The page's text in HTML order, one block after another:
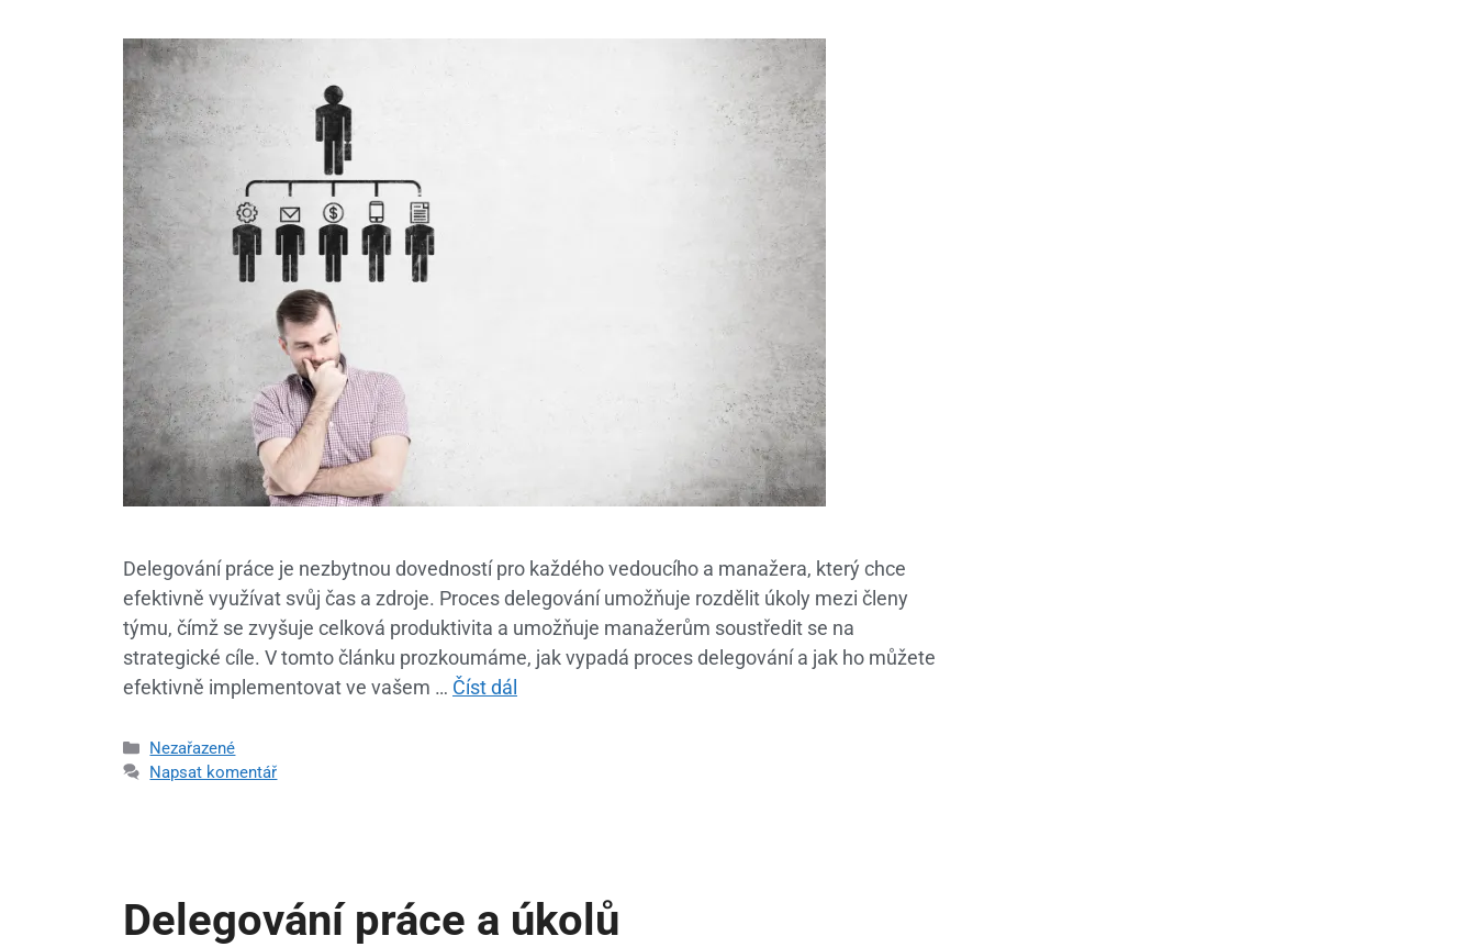
Delegování práce je nezbytnou dovedností pro každého vedoucího a manažera, který chce
efektivně využívat svůj čas a zdroje. Proces delegování umožňuje rozdělit úkoly mezi členy
týmu, čímž se zvyšuje celková produktivita a umožňuje manažerům soustředit se na
strategické cíle. V tomto článku prozkoumáme, jak vypadá proces delegování a jak ho můžete
efektivně implementovat ve vašem … Číst dál
Nezařazené
Napsat komentář
Delegování práce a úkolů